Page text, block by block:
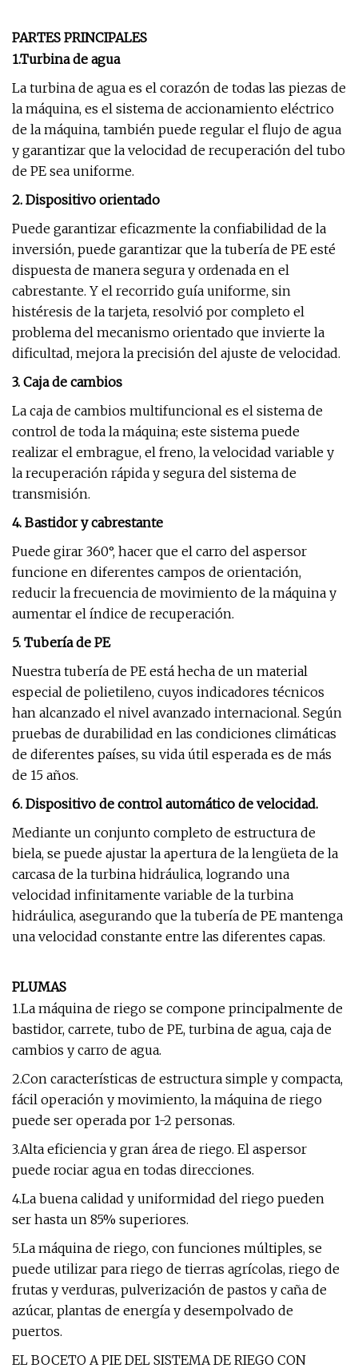
PARTES PRINCIPALES
1.Turbina de agua
La turbina de agua es el corazón de todas las piezas de
la máquina, es el sistema de accionamiento eléctrico
de la máquina, también puede regular el flujo de agua
y garantizar que la velocidad de recuperación del tubo
de PE sea uniforme.
2. Dispositivo orientado
Puede garantizar eficazmente la confiabilidad de la
inversión, puede garantizar que la tubería de PE esté
dispuesta de manera segura y ordenada en el
cabrestante. Y el recorrido guía uniforme, sin
histéresis de la tarjeta, resolvió por completo el
problema del mecanismo orientado que invierte la
dificultad, mejora la precisión del ajuste de velocidad.
3. Caja de cambios
La caja de cambios multifuncional es el sistema de
control de toda la máquina; este sistema puede
realizar el embrague, el freno, la velocidad variable y
la recuperación rápida y segura del sistema de
transmisión.
4. Bastidor y cabrestante
Puede girar 360°, hacer que el carro del aspersor
funcione en diferentes campos de orientación,
reducir la frecuencia de movimiento de la máquina y
aumentar el índice de recuperación.
5. Tubería de PE
Nuestra tubería de PE está hecha de un material
especial de polietileno, cuyos indicadores técnicos
han alcanzado el nivel avanzado internacional. Según
pruebas de durabilidad en las condiciones climáticas
de diferentes países, su vida útil esperada es de más
de 15 años.
6. Dispositivo de control automático de velocidad.
Mediante un conjunto completo de estructura de
biela, se puede ajustar la apertura de la lengüeta de la
carcasa de la turbina hidráulica, logrando una
velocidad infinitamente variable de la turbina
hidráulica, asegurando que la tubería de PE mantenga
una velocidad constante entre las diferentes capas.
PLUMAS
1.La máquina de riego se compone principalmente de
bastidor, carrete, tubo de PE, turbina de agua, caja de
cambios y carro de agua.
2.Con características de estructura simple y compacta,
fácil operación y movimiento, la máquina de riego
puede ser operada por 1-2 personas.
3.Alta eficiencia y gran área de riego. El aspersor
puede rociar agua en todas direcciones.
4.La buena calidad y uniformidad del riego pueden
ser hasta un 85% superiores.
5.La máquina de riego, con funciones múltiples, se
puede utilizar para riego de tierras agrícolas, riego de
frutas y verduras, pulverización de pastos y caña de
azúcar, plantas de energía y desempolvado de
puertos.
EL BOCETO A PIE DEL SISTEMA DE RIEGO CON